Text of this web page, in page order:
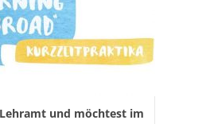
und möchtest im